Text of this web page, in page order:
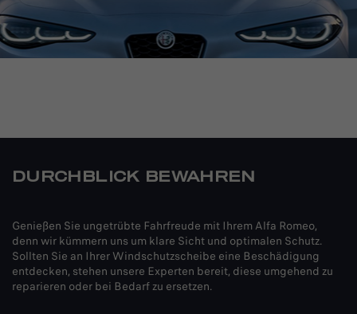
DURCHBLICK BEWAHREN
Genießen Sie ungetrübte Fahrfreude mit Ihrem Alfa Romeo,
denn wir kümmern uns um klare Sicht und optimalen Schutz.
Sollten Sie an Ihrer Windschutzscheibe eine Beschädigung
entdecken, stehen unsere Experten bereit, diese umgehend zu
reparieren oder bei Bedarf zu ersetzen.